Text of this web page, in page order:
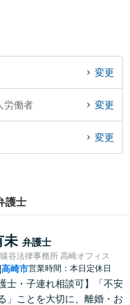
変更
労働者 変更
変更
護士
未 弁護士
谷法律事務所 高崎オフィス
高崎市営業時間：本日定休日
士・子連れ相談可】「不安
」ことを大切に、離婚・お